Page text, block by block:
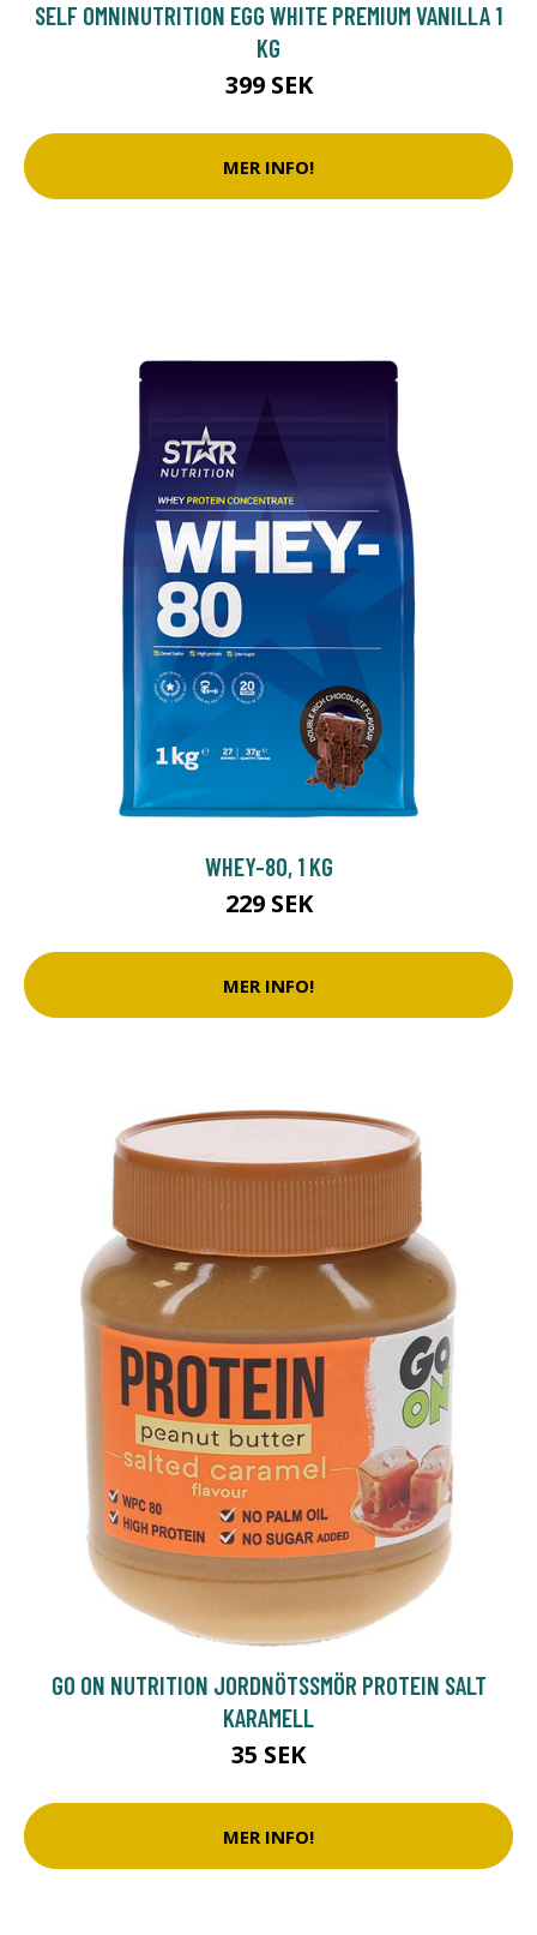
SELF OMNINUTRITION EGG WHITE PREMIUM VANILLA 1
KG
399 SEK
MER INFO!
WHEY-80, 1 KG
229 SEK
MER INFO!
GO ON NUTRITION JORDNÖTSSMÖR PROTEIN SALT
KARAMELL
35 SEK
MER INFO!